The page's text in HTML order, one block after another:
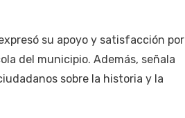
su apoyo y satisfacción por
del municipio. Además, señala
sobre la historia y la